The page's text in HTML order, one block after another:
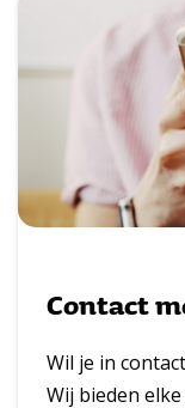
Contact
Wil je in
Wij bieden